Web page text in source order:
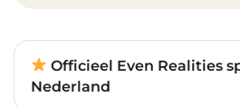
Officieel Even Realities
Nederland